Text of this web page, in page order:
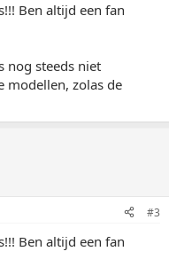
Ben altijd een fan
nog steeds niet
modellen, zolas de
#3
Ben altijd een fan